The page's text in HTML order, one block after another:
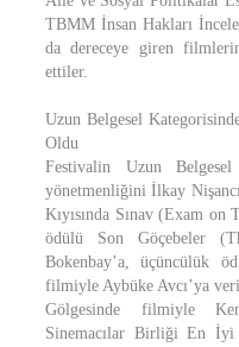
TBMM İnsan Hakları
da dereceye giren
ettiler.
Uzun Belgesel
Oldu
Festivalin Uzun
yönetmenliğini İlkay Nişancı
Kıyısında Sınav (Exam
ödülü Son Göçebeler
Bokenbay’a, üçüncülük
filmiyle Aybüke Avcı’ya
Gölgesinde filmiyle
Sinemacılar Birliği En